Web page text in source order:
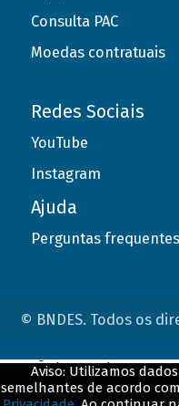
Consulta PAC
Moedas contratuais
Redes Sociais
YouTube
Instagram
Ajuda
Perguntas frequentes
© BNDES. Todos os
Aviso: Utilizamos
semelhantes de acordo
ConteÃºdo complementar
${title}${badge}